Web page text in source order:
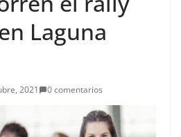
Laguna
2021 0 comentarios